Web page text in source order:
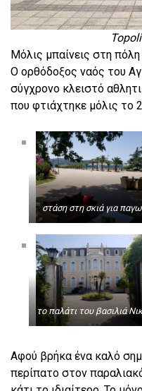
Μόλις μπαίνεις στη
Ο ορθόδοξος ναός του
σύγχρονο κλειστό
που φτιάχτηκε μόλις το
στάση στη σκιά για
το παλάτι του βασιλιά
Αφού βρήκα ένα καλό
περίπατο στον